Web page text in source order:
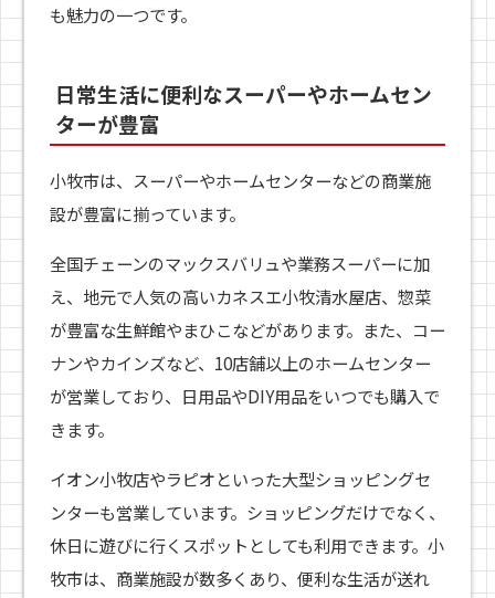
も魅力の一つです。
日常生活に便利なスーパーやホームセン
ターが豊富
小牧市は、スーパーやホームセンターなどの商業施
設が豊富に揃っています。
全国チェーンのマックスバリュや業務スーパーに加
え、地元で人気の高いカネスエ小牧清水屋店、惣菜
が豊富な生鮮館やまひこなどがあります。また、コー
ナンやカインズなど、10店舗以上のホームセンター
が営業しており、日用品やDIY用品をいつでも購入で
きます。
イオン小牧店やラピオといった大型ショッピングセ
ンターも営業しています。ショッピングだけでなく、
休日に遊びに行くスポットとしても利用できます。小
牧市は、商業施設が数多くあり、便利な生活が送れ